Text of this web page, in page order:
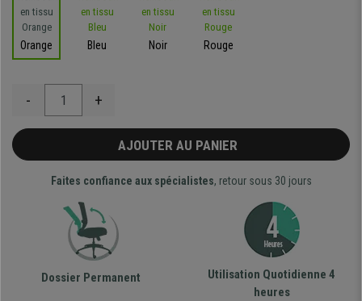
Orange Bleu Noir Rouge
- +
AJOUTER AU PANIER
Faites confiance aux spécialistes, retour sous 30 jours
Dossier Permanent
Utilisation Quotidienne 4
heures